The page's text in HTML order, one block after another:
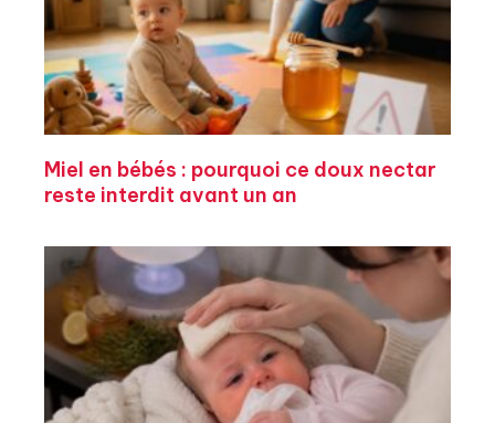
Miel en bébés : pourquoi ce doux nectar
reste interdit avant un an